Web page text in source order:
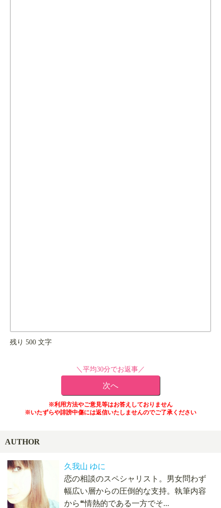
残り 500 文字
＼平均30分でお返事／
※利用方法やご意見等はお答えしておりません
※いたずらや誹謗中傷には返信いたしませんのでご了承ください
AUTHOR
久我山 ゆに
恋の相談のスペシャリスト。男女問わず
幅広い層からの圧倒的な支持。執筆内容
から❝情熱的である一方でそ...